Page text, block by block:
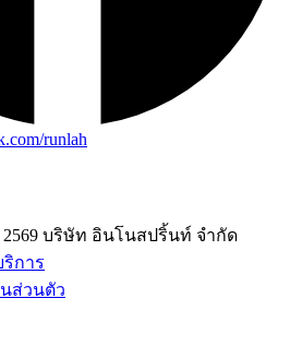
runlah
บริษัท อินโนสปริ้นท์ จำกัด
การ
ส่วนตัว